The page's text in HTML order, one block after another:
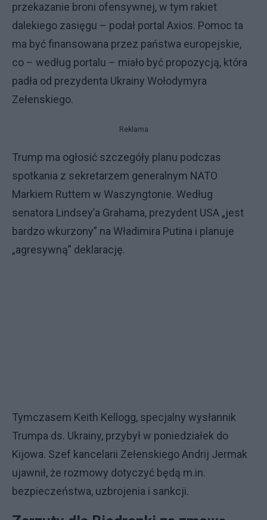
przekazanie broni ofensywnej, w tym rakiet
dalekiego zasięgu – podał portal Axios. Pomoc ta
ma być finansowana przez państwa europejskie,
co – według portalu – miało być propozycją, która
padła od prezydenta Ukrainy Wołodymyra
Zełenskiego.
Reklama
Trump ma ogłosić szczegóły planu podczas
spotkania z sekretarzem generalnym NATO
Markiem Ruttem w Waszyngtonie. Według
senatora Lindsey’a Grahama, prezydent USA „jest
bardzo wkurzony” na Władimira Putina i planuje
„agresywną” deklarację.
Tymczasem Keith Kellogg, specjalny wysłannik
Trumpa ds. Ukrainy, przybył w poniedziałek do
Kijowa. Szef kancelarii Zełenskiego Andrij Jermak
ujawnił, że rozmowy dotyczyć będą m.in.
bezpieczeństwa, uzbrojenia i sankcji.